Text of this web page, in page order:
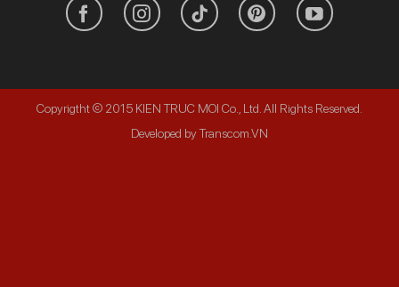
Developed by Transcom.VN
Copyrigtht © 2015 KIEN TRUC MOI Co., Ltd. All Rights Reserved.